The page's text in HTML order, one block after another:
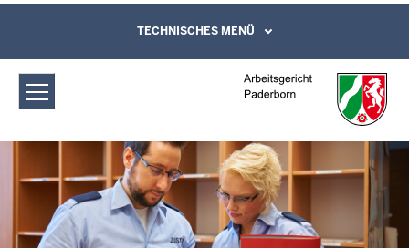
Arbeitsgericht Paderborn:
Sitzungstermine
Direkt zum Inhalt
Leichte Sprache, Gebärdensprachenvideo
und Kontaktformular
TECHNISCHES MENÜ